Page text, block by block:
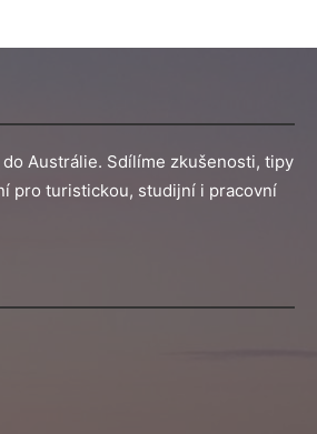
do Austrálie. Sdílíme zkušenosti, tipy
pro turistickou, studijní i pracovní